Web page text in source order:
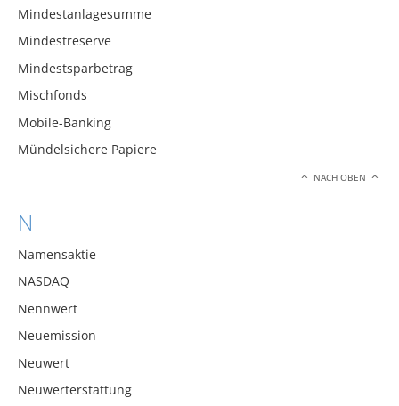
Mindestanlagesumme
Mindestreserve
Mindestsparbetrag
Mischfonds
Mobile-Banking
Mündelsichere Papiere
NACH OBEN
N
Namensaktie
NASDAQ
Nennwert
Neuemission
Neuwert
Neuwerterstattung